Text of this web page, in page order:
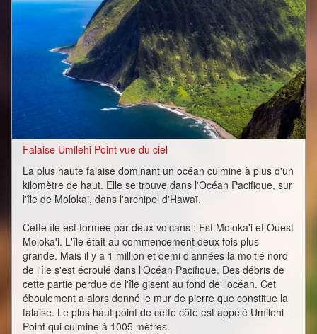
Falaise Umilehi Point vue du ciel
La plus haute falaise dominant un océan culmine à plus d'un
kilomètre de haut. Elle se trouve dans l'Océan Pacifique, sur
l'île de Molokai, dans l'archipel d'Hawaï.
Cette île est formée par deux volcans : Est Moloka'i et Ouest
Moloka'i. L'île était au commencement deux fois plus
grande. Mais il y a 1 million et demi d'années la moitié nord
de l'île s'est écroulé dans l'Océan Pacifique. Des débris de
cette partie perdue de l'île gisent au fond de l'océan. Cet
éboulement a alors donné le mur de pierre que constitue la
falaise. Le plus haut point de cette côte est appelé Umilehi
Point qui culmine à 1005 mètres.